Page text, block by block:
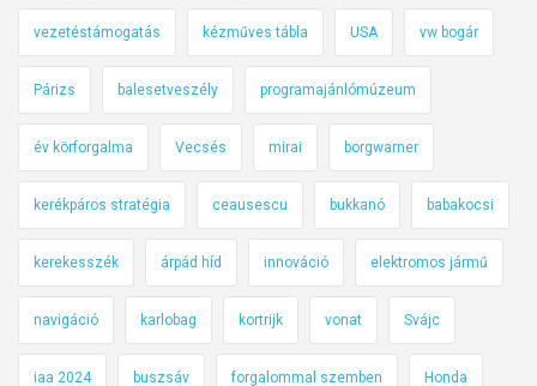
vezetéstámogatás kézműves tábla USA vw bogár
Párizs balesetveszély programajánlómúzeum
év körforgalma Vecsés mirai borgwarner
kerékpáros stratégia ceausescu bukkanó babakocsi
kerekesszék árpád híd innováció elektromos jármű
navigáció karlobag kortrijk vonat Svájc
iaa 2024 buszsáv forgalommal szemben Honda